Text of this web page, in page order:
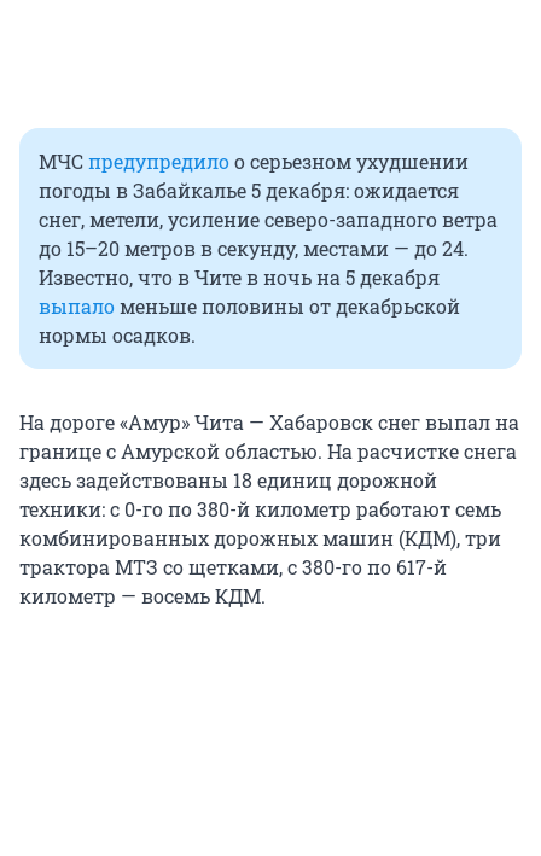
МЧСпредупредилоо серьезном ухудшении
погоды в Забайкалье 5 декабря: ожидается
снег, метели, усиление северо-западного ветра
до 15–20 метров в секунду, местами — до 24.
Известно, что в Чите в ночь на 5 декабря
выпаломеньше половины от декабрьской
нормы осадков.
На дороге «Амур» Чита — Хабаровск снег выпал на
границе с Амурской областью. На расчистке снега
здесь задействованы 18 единиц дорожной
техники: с 0-го по 380-й километр работают семь
комбинированных дорожных машин (КДМ), три
трактора МТЗ со щетками, с 380-го по 617-й
километр — восемь КДМ.